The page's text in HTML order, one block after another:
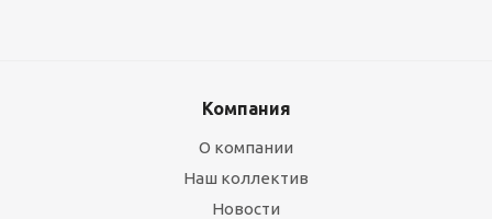
Компания
О компании
Наш коллектив
Новости